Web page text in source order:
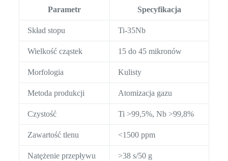
Parametr Specyfikacja
Skład stopu Ti-35Nb
Wielkość cząstek 15 do 45 mikronów
Morfologia Kulisty
Metoda produkcji Atomizacja gazu
Czystość Ti >99,5%, Nb >99,8%
Zawartość tlenu <1500 ppm
Natężenie przepływu >38 s/50 g